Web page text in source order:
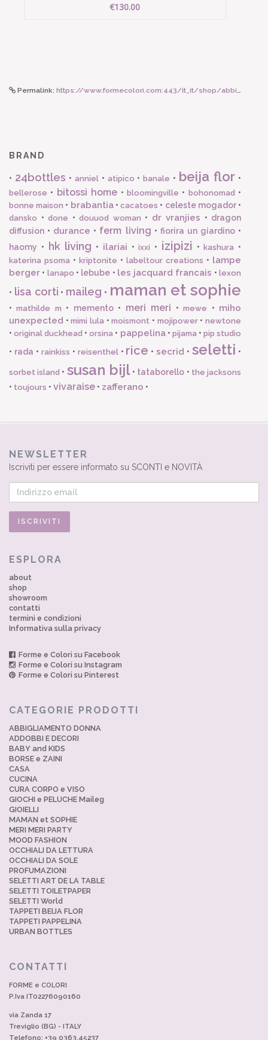
€130.00
Permalink: https://www.formecolori.com:443/it_it/shop/abbigliamento_donna/sandali/lanapo_sandalo_follonica_velluto_porpora/5938
BRAND
• 24bottles • anniel• atipico •banale • beija flor •
bellerose • bitossi home • bloomingville • bohonomad •
bonne maison • brabantia•cacatoes • celeste mogador•
dansko • done • douuod woman • dr vranjies • dragon
diffusion • durance • ferm living • fiorira un giardino•
haomy • hk living • ilariai •ixxi • izipizi •kashura •
katerina psoma • kriptonite • labeltour creations • lampe
berger • lanapo • lebube • les jacquard francais •lexon
• lisa corti • maileg • maman et sophie
•mathilde m • memento• meri meri •mewe • miho
unexpected •mimi lula •moismont • mojipower•newtone
•original duckhead •orsina • pappelina• pijama • pip studio
• rada • rainkiss • reisenthel• rice •secrid •seletti •
sorbet island • susan bijl• tataborello • the jacksons
• toujours • vivaraise • zafferano •
NEWSLETTER
Iscriviti per essere informato su SCONTI e NOVITÀ
ESPLORA
about
shop
showroom
contatti
termini e condizioni
Informativa sulla privacy
Forme e Colori su Facebook
Forme e Colori su Instagram
Forme e Colori su Pinterest
CATEGORIE PRODOTTI
ABBIGLIAMENTO DONNA
ADDOBBI E DECORI
BABY and KIDS
BORSE e ZAINI
CASA
CUCINA
CURA CORPO e VISO
GIOCHI e PELUCHE Maileg
GIOIELLI
MAMAN et SOPHIE
MERI MERI PARTY
MOOD FASHION
OCCHIALI DA LETTURA
OCCHIALI DA SOLE
PROFUMAZIONI
SELETTI ART DE LA TABLE
SELETTI TOILETPAPER
SELETTI World
TAPPETI BEIJA FLOR
TAPPETI PAPPELINA
URBAN BOTTLES
CONTATTI
FORME e COLORI
P.Iva IT02276090160
via Zanda 17
Treviglio (BG) - ITALY
Telefono: +39 0363.45237